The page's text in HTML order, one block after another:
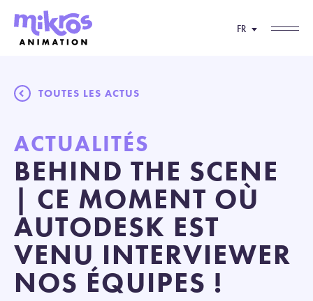
FR
TOUTES LES ACTUS
ACTUALITÉS
BEHIND THE SCENE
| CE MOMENT OÙ
AUTODESK EST
VENU INTERVIEWER
NOS ÉQUIPES !